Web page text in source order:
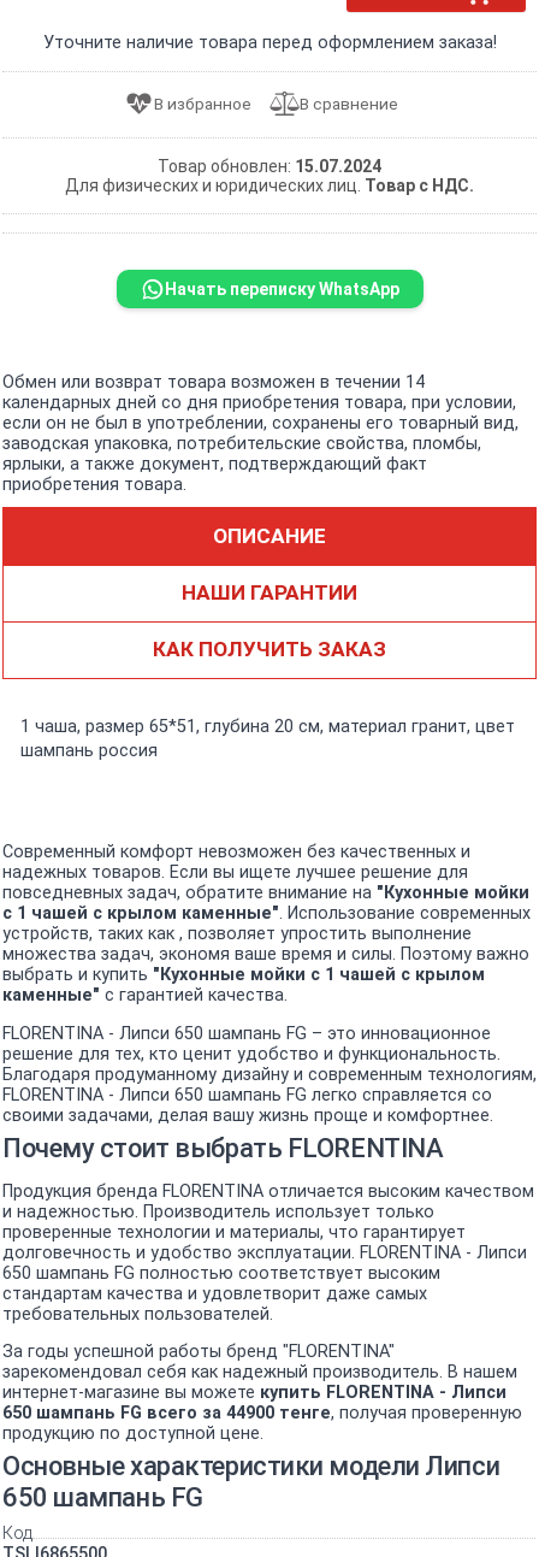
Уточните наличие товара перед оформлением заказа!
Товар обновлен: 15.07.2024
Для физических и юридических лиц. Товар с НДС.
Начать переписку WhatsApp
Обмен или возврат товара возможен в течении 14
календарных дней со дня приобретения товара, при условии,
если он не был в употреблении, сохранены его товарный вид,
заводская упаковка, потребительские свойства, пломбы,
ярлыки, а также документ, подтверждающий факт
приобретения товара.
ОПИСАНИЕ
НАШИ ГАРАНТИИ
КАК ПОЛУЧИТЬ ЗАКАЗ
1 чаша, размер 65*51, глубина 20 см, материал гранит, цвет
шампань россия
Современный комфорт невозможен без качественных и
надежных товаров. Если вы ищете лучшее решение для
повседневных задач, обратите внимание на "Кухонные мойки
с 1 чашей c крылом каменные". Использование современных
устройств, таких как , позволяет упростить выполнение
множества задач, экономя ваше время и силы. Поэтому важно
выбрать и купить "Кухонные мойки с 1 чашей c крылом
каменные" с гарантией качества.
FLORENTINA - Липси 650 шампань FG – это инновационное
решение для тех, кто ценит удобство и функциональность.
Благодаря продуманному дизайну и современным технологиям,
FLORENTINA - Липси 650 шампань FG легко справляется со
своими задачами, делая вашу жизнь проще и комфортнее.
Почему стоит выбрать FLORENTINA
Продукция бренда FLORENTINA отличается высоким качеством
и надежностью. Производитель использует только
проверенные технологии и материалы, что гарантирует
долговечность и удобство эксплуатации. FLORENTINA - Липси
650 шампань FG полностью соответствует высоким
стандартам качества и удовлетворит даже самых
требовательных пользователей.
За годы успешной работы бренд "FLORENTINA"
зарекомендовал себя как надежный производитель. В нашем
интернет-магазине вы можете купить FLORENTINA - Липси
650 шампань FG всего за 44900 тенге, получая проверенную
продукцию по доступной цене.
Основные характеристики модели Липси
650 шампань FG
Код